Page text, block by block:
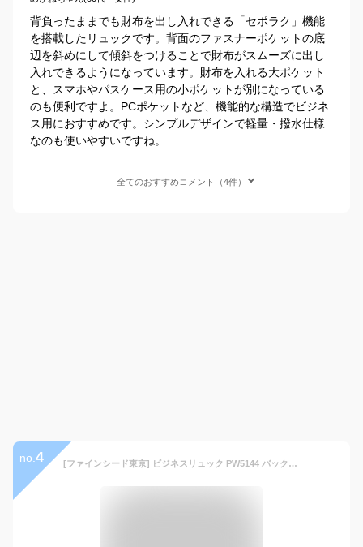
背負ったままでも財布を出し入れできる「セポラク」機能
を搭載したリュックです。背面のファスナーポケットの底
辺を斜めにして傾斜をつけることで財布がスムーズに出し
入れできるようになっています。財布を入れる大ポケット
と、スマホやパスケース用の小ポケットが別になっている
のも便利ですよ。PCポケットなど、機能的な構造でビジネ
ス用におすすめです。シンプルデザインで軽量・撥水仕様
なのも使いやすいですね。
全てのおすすめコメント（4件）
no. 4 [ファインシード東京] ビジネスリュック PW5144 バックパック B4サイズ対応 15インチPC対応 軽量 横開きで取り出しやすい大容量 24L 通勤 出張 就職活動 スレートブラック